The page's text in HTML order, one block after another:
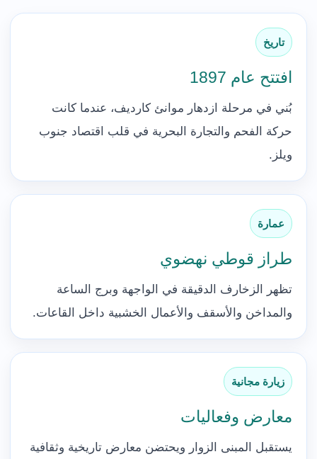
تاريخ
افتتح عام 1897
بُني في مرحلة ازدهار موانئ كارديف، عندما كانت
حركة الفحم والتجارة البحرية في قلب اقتصاد جنوب
ويلز.
عمارة
طراز قوطي نهضوي
تظهر الزخارف الدقيقة في الواجهة وبرج الساعة
والمداخن والأسقف والأعمال الخشبية داخل القاعات.
زيارة مجانية
معارض وفعاليات
يستقبل المبنى الزوار ويحتضن معارض تاريخية وثقافية